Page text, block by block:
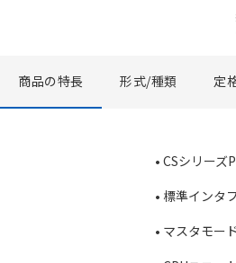
商品の特長 形式/種類 定
• CSシリーズ
• 標準インタ
• マスタモー